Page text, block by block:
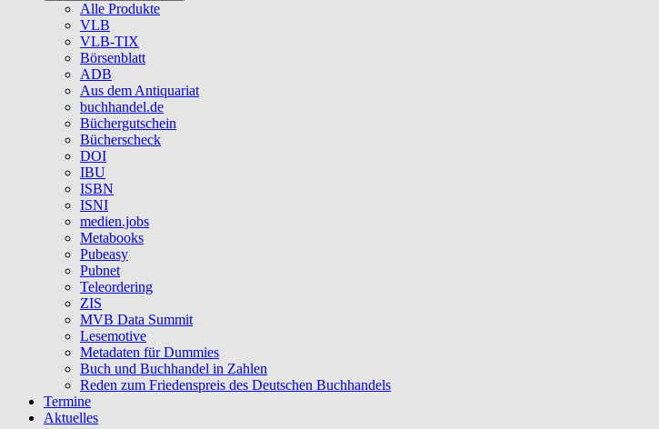
Alle Produkte
VLB
VLB-TIX
Börsenblatt
ADB
Aus dem Antiquariat
buchhandel.de
Büchergutschein
Bücherscheck
DOI
IBU
ISBN
ISNI
medien.jobs
Metabooks
Pubeasy
Pubnet
Teleordering
ZIS
MVB Data Summit
Lesemotive
Metadaten für Dummies
Buch und Buchhandel in Zahlen
Reden zum Friedenspreis des Deutschen Buchhandels
Termine
Aktuelles